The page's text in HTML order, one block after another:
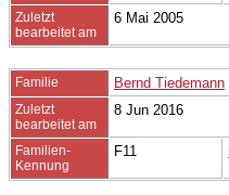
Zuletzt
bearbeitet am
6 Mai 2005
Familie Bernd Tiedemann
Zuletzt
bearbeitet am
8 Jun 2016
Familien-
Kennung
F11